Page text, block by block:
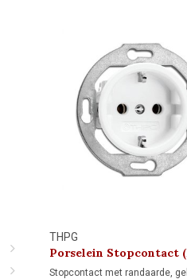
THPG
Porselein Stopcontact
1920
Stopcontact met randaarde,